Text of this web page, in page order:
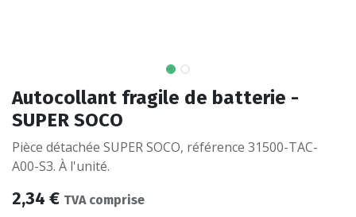
Autocollant fragile de batterie -
SUPER SOCO
Pièce détachée SUPER SOCO, référence 31500-TAC-
A00-S3. À l'unité.
2,34 € TVA comprise